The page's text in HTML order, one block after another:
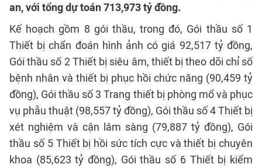
an, với tổng dự toán 713,973 tỷ đồng.
Kế hoạch gồm 8 gói thầu, trong đó, Gói thầu số 1
Thiết bị chẩn đoán hình ảnh có giá 92,517 tỷ đồng,
Gói thầu số 2 Thiết bị siêu âm, thiết bị theo dõi chỉ số
bệnh nhân và thiết bị phục hồi chức năng (90,459 tỷ
đồng), Gói thầu số 3 Trang thiết bị phòng mổ và phục
vụ phẫu thuật (98,557 tỷ đồng), Gói thầu số 4 Thiết bị
xét nghiệm và cận lâm sàng (79,887 tỷ đồng), Gói
thầu số 5 Thiết bị hồi sức tích cực và thiết bị chuyên
khoa (85,623 tỷ đồng), Gói thầu số 6 Thiết bị kiểm